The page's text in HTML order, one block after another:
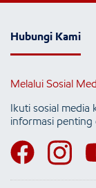
Hubungi Kami
Melalui Sosial
Ikuti sosial
informasi penting